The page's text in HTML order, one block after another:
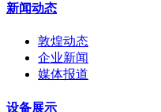
新闻动态
敦煌动态
企业新闻
媒体报道
设备展示